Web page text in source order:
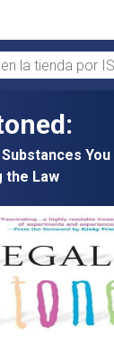
principal
la tienda por
You
the Law